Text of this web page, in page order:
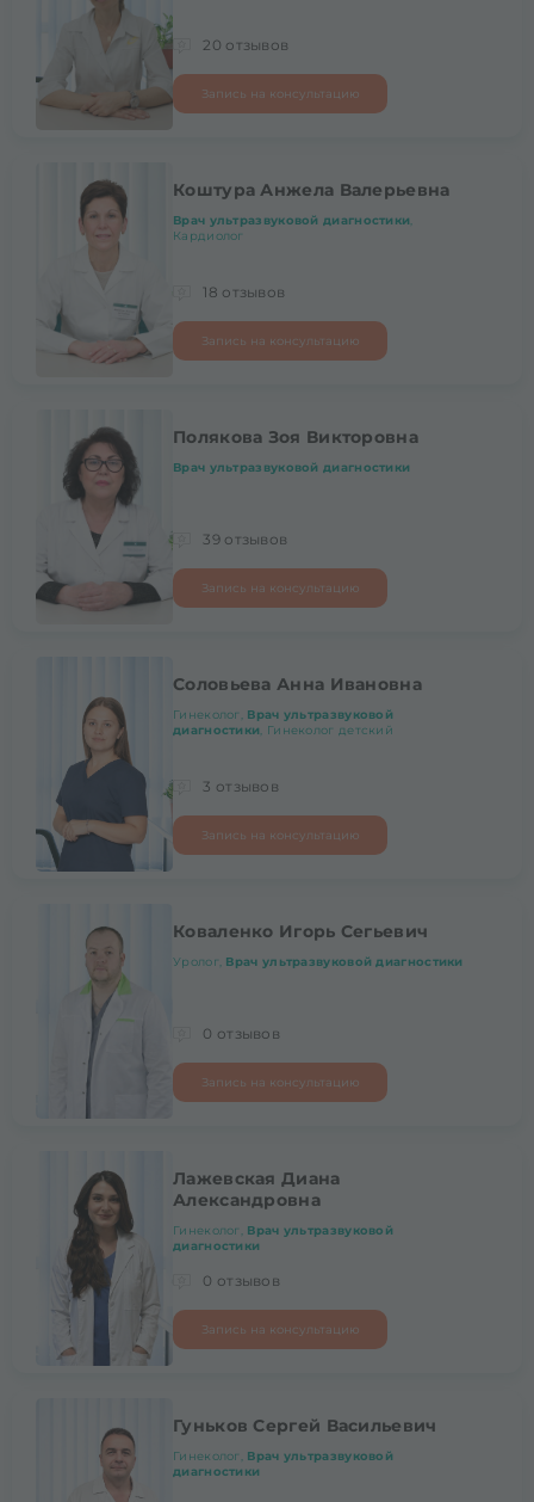
20 отзывов
Запись на консультацию
Коштура Анжела Валерьевна
Врач ультразвуковой диагностики,
Кардиолог
18 отзывов
Запись на консультацию
Полякова Зоя Викторовна
Врач ультразвуковой диагностики
39 отзывов
Запись на консультацию
Соловьева Анна Ивановна
Гинеколог, Врач ультразвуковой
диагностики, Гинеколог детский
3 отзывов
Запись на консультацию
Коваленко Игорь Сегьевич
Уролог, Врач ультразвуковой диагностики
0 отзывов
Запись на консультацию
Лажевская Диана
Александровна
Гинеколог, Врач ультразвуковой
диагностики
0 отзывов
Запись на консультацию
Гуньков Сергей Васильевич
Гинеколог, Врач ультразвуковой
диагностики